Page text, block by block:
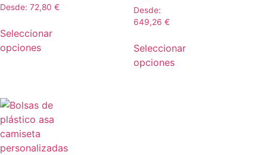
Desde: 72,80 €
Seleccionar
opciones
Desde:
649,26 €
Seleccionar
opciones